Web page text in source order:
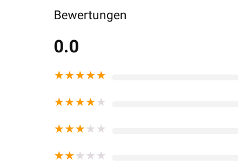
Bewertungen
0.0
★★★★★
★★★★★
★★★★★
★★★★★